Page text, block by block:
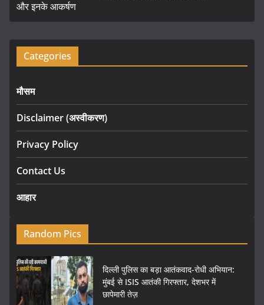
Categories
मौसम
Disclaimer (अस्वीकरण)
Privacy Policy
Contact Us
आहार
Random Pics
दिल्ली पुलिस का बड़ा आतंकवाद-रोधी अभियान:
मुंबई से ISIS आतंकी गिरफ्तार, देशभर में
छापेमारी तेज़